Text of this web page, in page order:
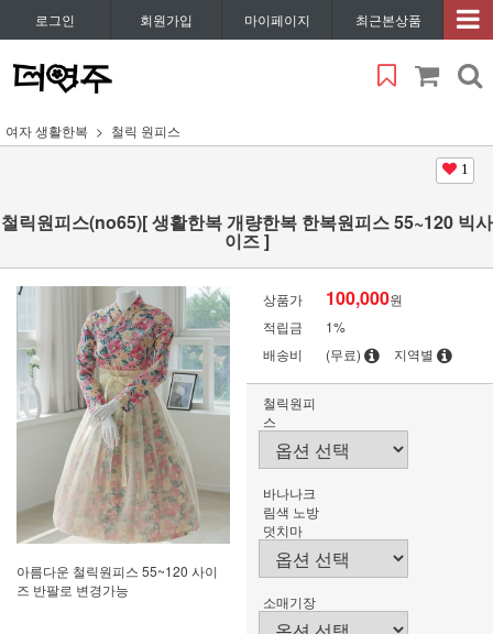
로그인 회원가입 마이페이지 최근본상품
여자 생활한복 철릭 원피스
1
철릭원피스(no65)[ 생활한복 개량한복 한복원피스 55~120 빅사
이즈 ]
아름다운 철릭원피스 55~120 사이
즈 반팔로 변경가능
상품가 100,000원
적립금
1%
배송비
(무료) 지역별
철릭원피
스
바나나크
림색 노방
덧치마
소매기장